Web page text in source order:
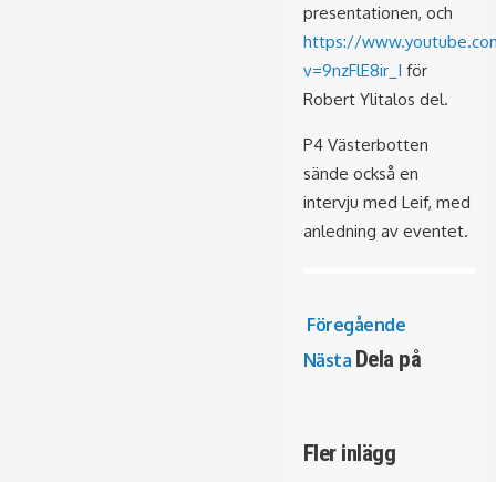
presentationen, och
https://
v=9nzFlE8ir_I för
Robert Ylitalos del.
P4 Västerbotten
sände också en
intervju med Leif, med
anledning av eventet.
Föregående
Nästa Dela på
Fler inlägg